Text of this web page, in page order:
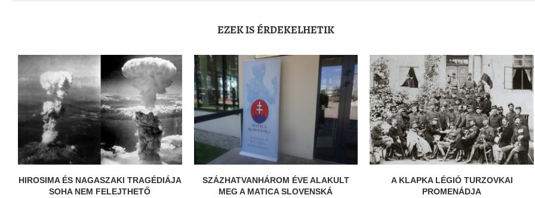
EZEK IS ÉRDEKELHETIK
HIROSIMA ÉS NAGASZAKI TRAGÉDIÁJA
SOHA NEM FELEJTHETŐ
SZÁZHATVANHÁROM ÉVE ALAKULT
MEG A MATICA SLOVENSKÁ
A KLAPKA LÉGIÓ TURZOVKAI
PROMENÁDJA